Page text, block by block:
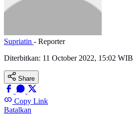
Supriatin - Reporter
Diterbitkan: 11 October 2022, 15:02 WIB
Share
Copy Link
Batalkan